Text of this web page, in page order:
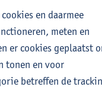
en daarmee
meten en
er cookies geplaatst
tonen en voor
betreffen de